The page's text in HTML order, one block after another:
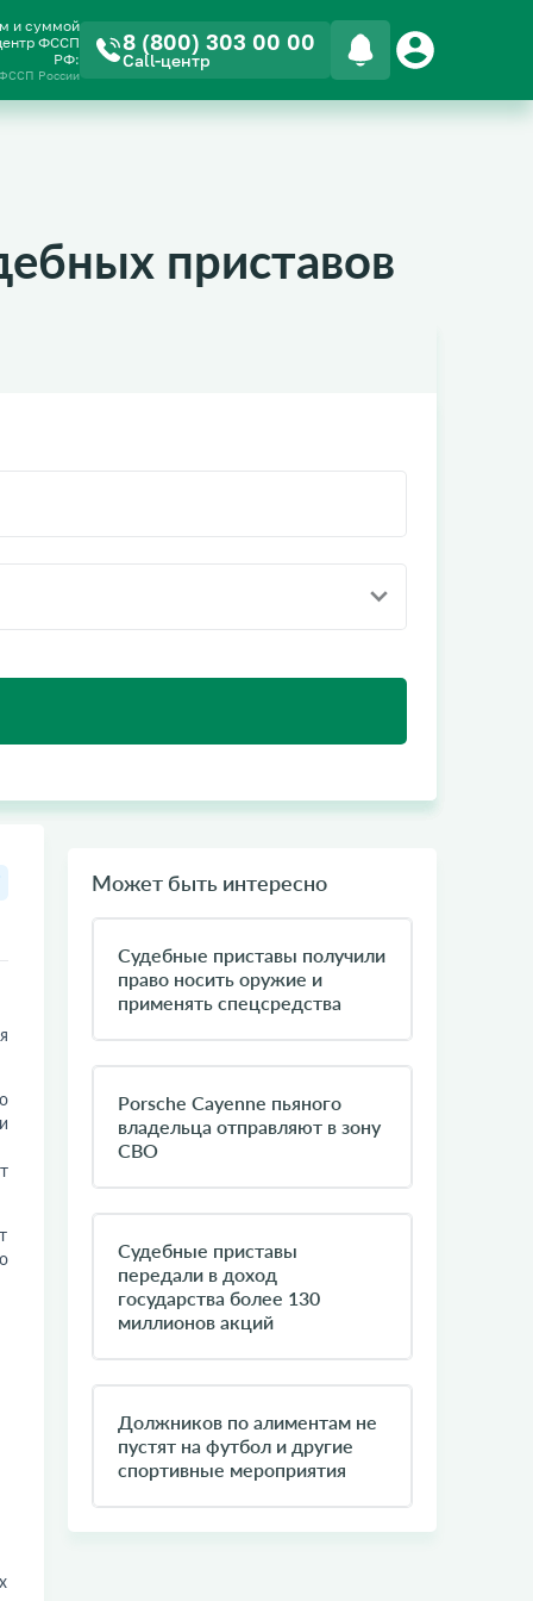
и суммой
ФССП
РФ:
России
8 (800) 303 00 00
Call-центр
приставов
Может быть интересно
Судебные приставы получили
право носить оружие и
применять спецсредства
​Porsche Cayenne пьяного
владельца отправляют в зону
СВО
Судебные приставы
передали в доход
государства более 130
миллионов акций
​Должников по алиментам не
пустят на футбол и другие
спортивные мероприятия